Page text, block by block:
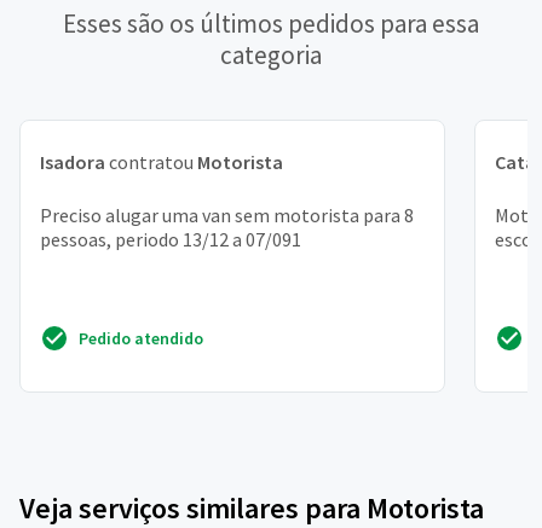
Esses são os últimos pedidos para essa
categoria
Isadora contratou Motorista
Preciso alugar uma van sem motorista para 8
pessoas, periodo 13/12 a 07/091
Pedido atendido
Veja serviços similares para Motorista